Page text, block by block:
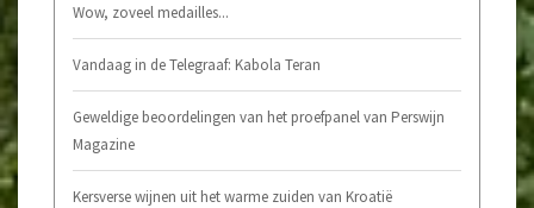
Wow, zoveel medailles...
Vandaag in de Telegraaf: Kabola Teran
Geweldige beoordelingen van het proefpanel van Perswijn
Magazine
Kersverse wijnen uit het warme zuiden van Kroatië